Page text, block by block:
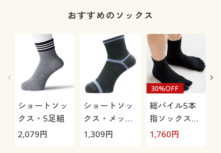
おすすめのソックス
ショートソッ
クス・5足組
2,079円
ショートソッ
クス・メッシ
ュ3足組(吸汗
1,309円
総パイル5本
指ソックス・
2足組
30%OFF
1,760円